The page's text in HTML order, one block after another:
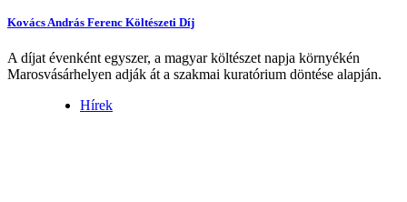
Kovács András Ferenc Költészeti Díj
A díjat évenként egyszer, a magyar költészet napja környékén
Marosvásárhelyen adják át a szakmai kuratórium döntése alapján.
Hírek